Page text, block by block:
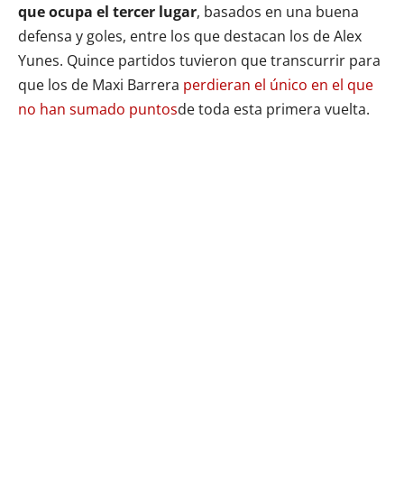
que ocupa el tercer lugar, basados en una buena
defensa y goles, entre los que destacan los de Alex
Yunes. Quince partidos tuvieron que transcurrir para
que los de Maxi Barrera perdieran el único en el que
no han sumado puntosde toda esta primera vuelta.